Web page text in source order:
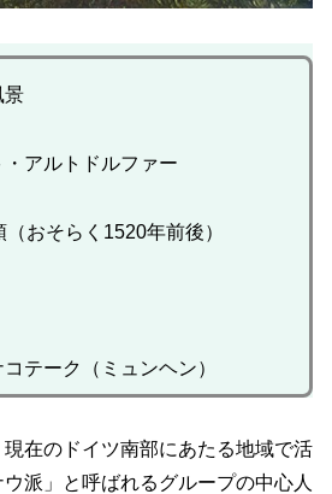
景
アルトドルファー
おそらく1520年前後）
テーク（ミュンヘン）
在のドイツ南部にあたる地域で活
派」と呼ばれるグループの中心人